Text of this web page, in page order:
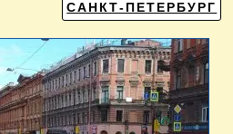
САНКТ-ПЕТЕРБУРГ